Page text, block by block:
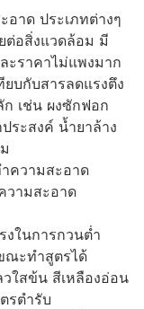
าด ประเภทต่างๆ
ต่อสิ่งแวดล้อม มี
ะราคาไม่แพงมาก
บกับสารลดแรงตึง
เช่น ผงซักฟอก
ระสงค์ น้ำยาล้าง
ความสะอาด
วามสะอาด
ในการกวนต่ำ
ณะทำสูตรได้
ใสข้น สีเหลืองอ่อน
รตำรับ